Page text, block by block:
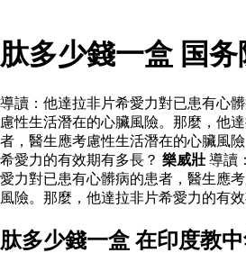
肽多少錢一盒 国
導讀：他達拉非片希愛力對已患有心
慮性生活潛在的心臟風險。那麼，他
者，醫生應考慮性生活潛在的心臟風
希愛力的有效期有多長？ 樂威壯 導讀
愛力對已患有心髒病的患者，醫生應
風險。那麼，他達拉非片希愛力的有
肽多少錢一盒 在印度教